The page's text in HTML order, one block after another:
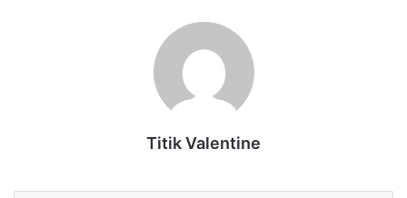
Titik Valentine